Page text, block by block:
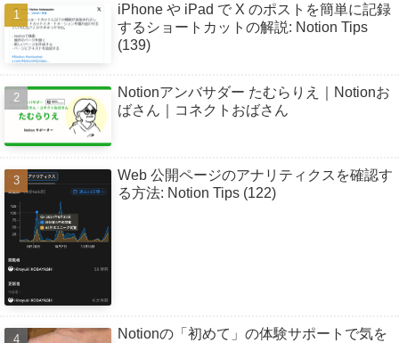
iPhone や iPad で X のポストを簡単に記録
するショートカットの解説: Notion Tips
(139)
Notionアンバサダー たむらりえ｜Notionお
ばさん｜コネクトおばさん
Web 公開ページのアナリティクスを確認す
る方法: Notion Tips (122)
Notionの「初めて」の体験サポートで気を